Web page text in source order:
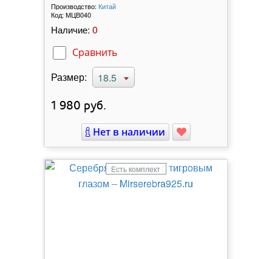
Производство: Китай
Код: МЦВ040
Наличие: 0
Сравнить
Размер: 18.5
1 980 руб.
Нет в наличии
Есть комплект